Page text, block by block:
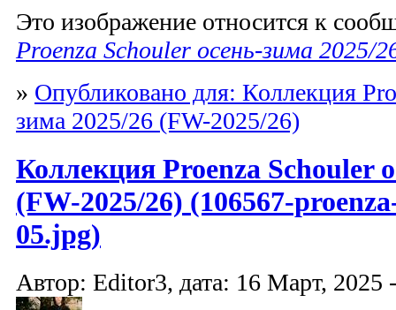
Это изображение относится к
Proenza Schouler осень-зима 2025/
» Опубликовано для: Коллекция
зима 2025/26 (FW-2025/26)
Коллекция Proenza Schouler
(FW-2025/26) (106567-
05.jpg)
Автор: Editor3, дата: 16 Март, 2025